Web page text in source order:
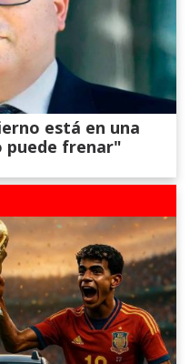
está en una
puede frenar"